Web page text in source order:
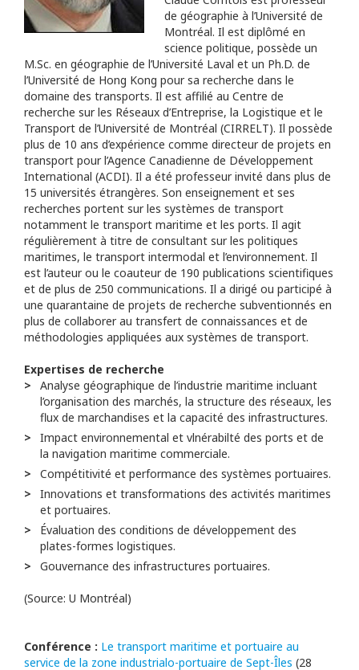
de géographie à l’Université de
Montréal. Il est diplômé en
science politique, possède un
M.Sc. en géographie de l’Université Laval et un Ph.D. de
l’Université de Hong Kong pour sa recherche dans le
domaine des transports. Il est affilié au Centre de
recherche sur les Réseaux d’Entreprise, la Logistique et le
Transport de l’Université de Montréal (CIRRELT). Il possède
plus de 10 ans d’expérience comme directeur de projets en
transport pour l’Agence Canadienne de Développement
International (ACDI). Il a été professeur invité dans plus de
15 universités étrangères. Son enseignement et ses
recherches portent sur les systèmes de transport
notamment le transport maritime et les ports. Il agit
régulièrement à titre de consultant sur les politiques
maritimes, le transport intermodal et l’environnement. Il
est l’auteur ou le coauteur de 190 publications scientifiques
et de plus de 250 communications. Il a dirigé ou participé à
une quarantaine de projets de recherche subventionnés en
plus de collaborer au transfert de connaissances et de
méthodologies appliquées aux systèmes de transport.
Expertises de recherche
Analyse géographique de l’industrie maritime incluant
l’organisation des marchés, la structure des réseaux, les
flux de marchandises et la capacité des infrastructures.
Impact environnemental et vlnérabilté des ports et de
la navigation maritime commerciale.
Compétitivité et performance des systèmes portuaires.
Innovations et transformations des activités maritimes
et portuaires.
Évaluation des conditions de développement des
plates-formes logistiques.
Gouvernance des infrastructures portuaires.
(Source: U Montréal)
Conférence : Le transport maritime et portuaire au
service de la zone industrialo-portuaire de Sept-Îles (28